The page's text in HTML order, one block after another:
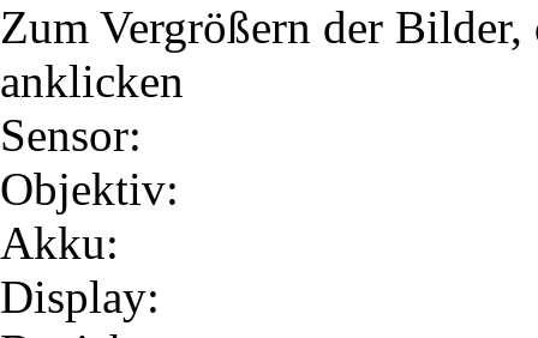
Zum Vergrößern der Bilder,
anklicken
Sensor:
Objektiv:
Akku:
Display: